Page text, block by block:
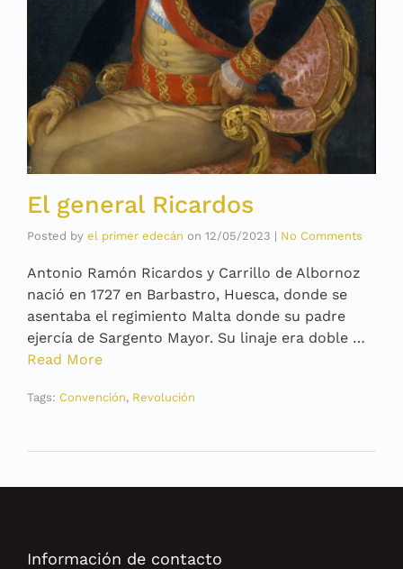
El general Ricardos
Posted by el primer edecán on 12/05/2023 | No Comments
Antonio Ramón Ricardos y Carrillo de Albornoz
nació en 1727 en Barbastro, Huesca, donde se
asentaba el regimiento Malta donde su padre
ejercía de Sargento Mayor. Su linaje era doble …
Read More
Tags: Convención, Revolución
Información de contacto